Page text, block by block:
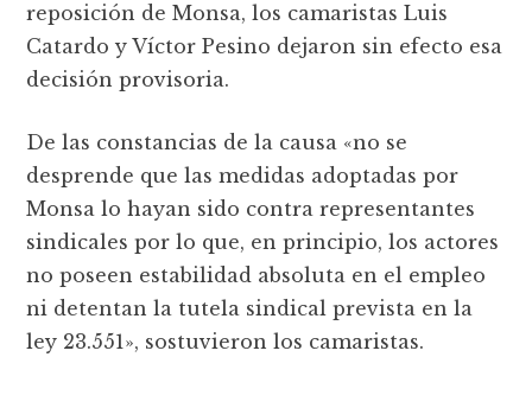
reposición de Monsa, los camaristas Luis
Catardo y Víctor Pesino dejaron sin efecto esa
decisión provisoria.
De las constancias de la causa «no se
desprende que las medidas adoptadas por
Monsa lo hayan sido contra representantes
sindicales por lo que, en principio, los actores
no poseen estabilidad absoluta en el empleo
ni detentan la tutela sindical prevista en la
ley 23.551», sostuvieron los camaristas.